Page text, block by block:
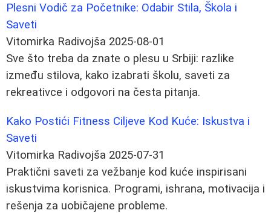
Plesni Vodič za Početnike: Odabir Stila, Škola i
Saveti
Vitomirka Radivojša 2025-08-01
Sve što treba da znate o plesu u Srbiji: razlike
između stilova, kako izabrati školu, saveti za
rekreativce i odgovori na česta pitanja.
Kako Postići Fitness Ciljeve Kod Kuće: Iskustva i
Saveti
Vitomirka Radivojša 2025-07-31
Praktični saveti za vežbanje kod kuće inspirisani
iskustvima korisnica. Programi, ishrana, motivacija i
rešenja za uobičajene probleme.